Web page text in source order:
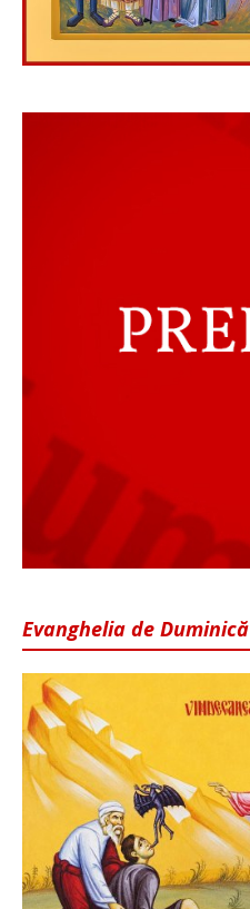
Evanghelia de Duminică